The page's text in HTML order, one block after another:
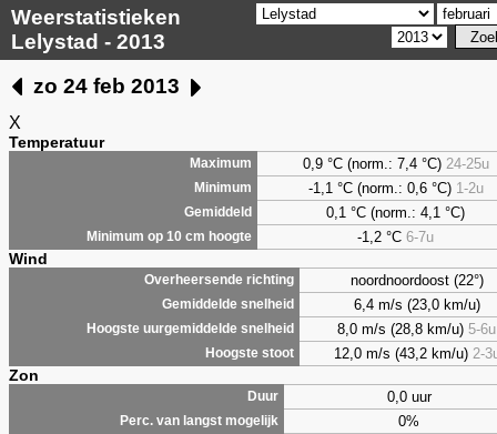
Weerstatistieken
Lelystad - 2013
zo 24 feb 2013
X
Temperatuur
Maximum 0,9°C (norm.: 7,4 °C) 24-25u
Minimum -1,1 °C (norm.: 0,6 °C) 1-2u
Gemiddeld 0,1 °C (norm.: 4,1 °C)
Minimum op 10 cm hoogte -1,2 °C 6-7u
Wind
Overheersende richting noordnoordoost (22°)
Gemiddelde snelheid 6,4 m/s (23,0 km/u)
Hoogste uurgemiddelde snelheid 8,0 m/s (28,8 km/u) 5-6u
Hoogste stoot 12,0 m/s (43,2 km/u) 2-
Zon
Duur 0,0 uur
Perc. van langst mogelijk 0%